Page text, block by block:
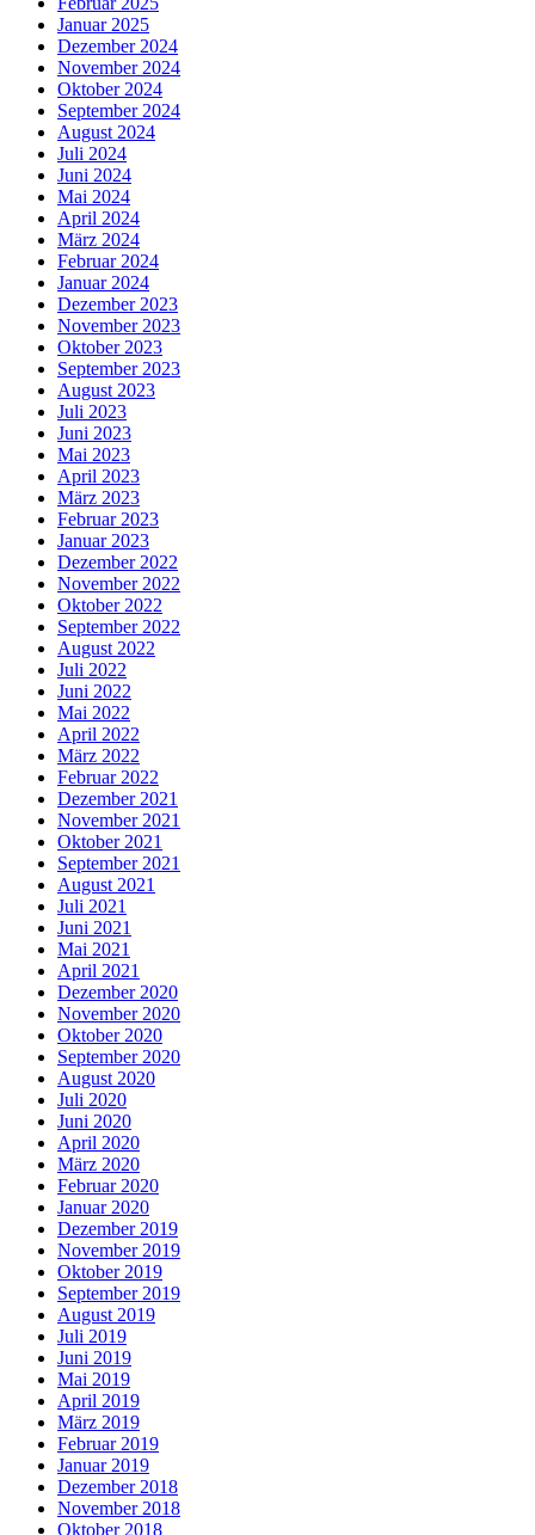
Januar 2025
Dezember 2024
November 2024
Oktober 2024
September 2024
August 2024
Juli 2024
Juni 2024
Mai 2024
April 2024
März 2024
Februar 2024
Januar 2024
Dezember 2023
November 2023
Oktober 2023
September 2023
August 2023
Juli 2023
Juni 2023
Mai 2023
April 2023
März 2023
Februar 2023
Januar 2023
Dezember 2022
November 2022
Oktober 2022
September 2022
August 2022
Juli 2022
Juni 2022
Mai 2022
April 2022
März 2022
Februar 2022
Dezember 2021
November 2021
Oktober 2021
September 2021
August 2021
Juli 2021
Juni 2021
Mai 2021
April 2021
Dezember 2020
November 2020
Oktober 2020
September 2020
August 2020
Juli 2020
Juni 2020
April 2020
März 2020
Februar 2020
Januar 2020
Dezember 2019
November 2019
Oktober 2019
September 2019
August 2019
Juli 2019
Juni 2019
Mai 2019
April 2019
März 2019
Februar 2019
Januar 2019
Dezember 2018
November 2018
Oktober 2018